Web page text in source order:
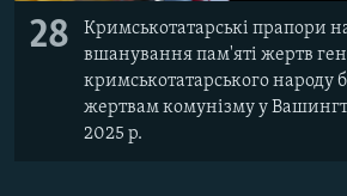
28
Кримськотатарські прапори
вшанування пам'яті жертв
кримськотатарського народу
жертвам комунізму у
2025 р.